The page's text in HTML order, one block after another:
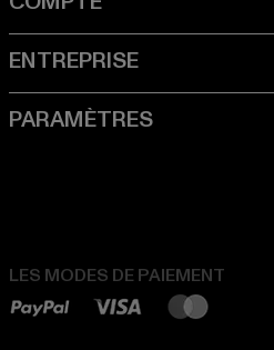
LES MODES DE PAIEMENT